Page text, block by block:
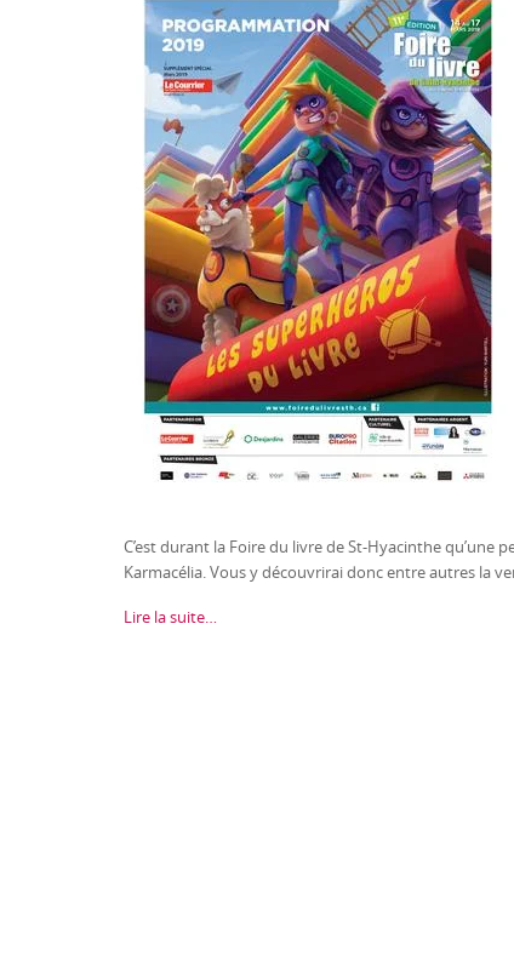
C’est durant la Foire du livre de St-Hyacinthe qu’une
Karmacélia. Vous y découvrirai donc entre autres la
Lire la suite…